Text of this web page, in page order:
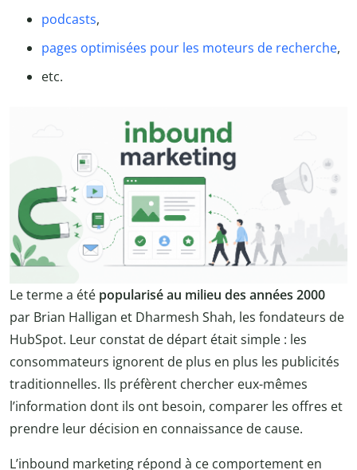
podcasts,
pages optimisées pour les moteurs de recherche,
etc.
Le terme a été popularisé au milieu des années 2000
par Brian Halligan et Dharmesh Shah, les fondateurs de
HubSpot. Leur constat de départ était simple : les
consommateurs ignorent de plus en plus les publicités
traditionnelles. Ils préfèrent chercher eux-mêmes
l’information dont ils ont besoin, comparer les offres et
prendre leur décision en connaissance de cause.
L’inbound marketing répond à ce comportement en